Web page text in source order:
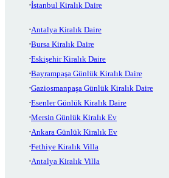
İstanbul Kiralık Daire
Antalya Kiralık Daire
Bursa Kiralık Daire
Eskişehir Kiralık Daire
Bayrampaşa Günlük Kiralık Daire
Gaziosmanpaşa Günlük Kiralık Daire
Esenler Günlük Kiralık Daire
Mersin Günlük Kiralık Ev
Ankara Günlük Kiralık Ev
Fethiye Kiralık Villa
Antalya Kiralık Villa